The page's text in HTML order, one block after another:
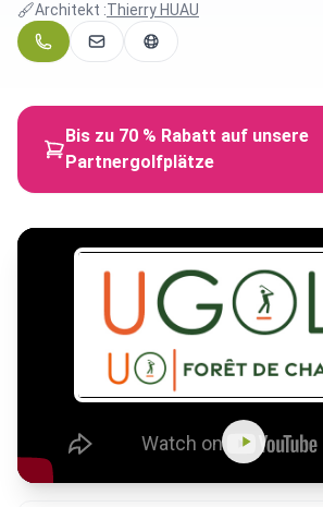
Architekt :Thierry HUAU
Bis zu 70 % Rabatt auf unsere
Partnergolfplätze